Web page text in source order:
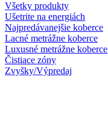
Všetky produkty
Ušetrite na energiách
Najpredávanejšie koberce
Lacné metrážne koberce
Luxusné metrážne koberce
Čistiace zóny
Zvyšky/Výpredaj